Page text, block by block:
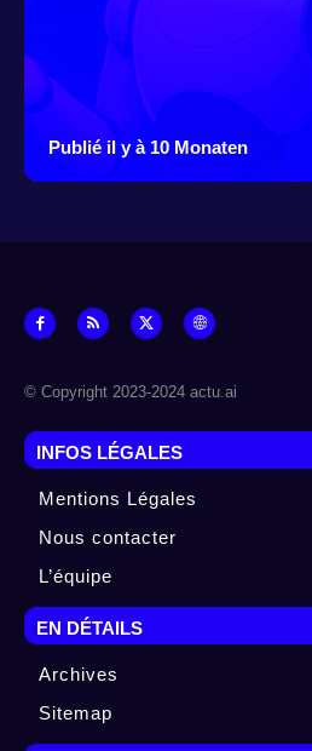
Publié il y à 10 Monaten
© Copyright 2023-2024 actu.ai
INFOS LÉGALES
Mentions Légales
Nous contacter
L’équipe
EN DÉTAILS
Archives
Sitemap